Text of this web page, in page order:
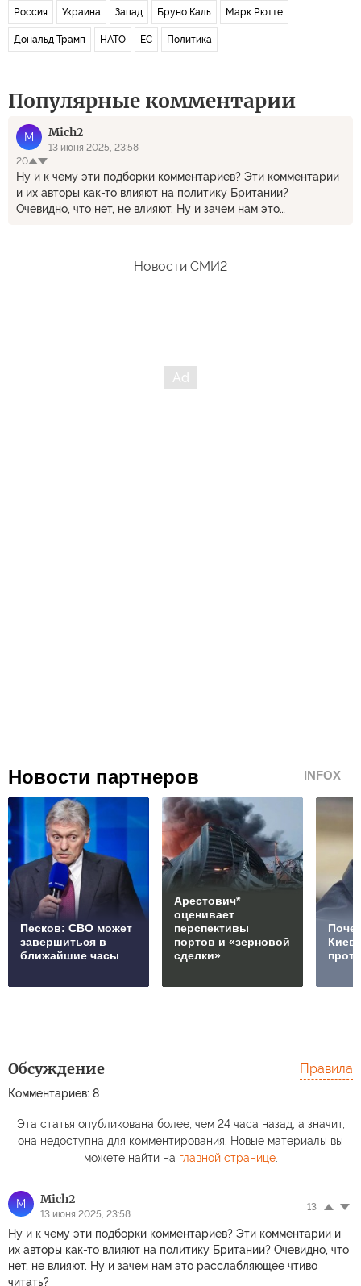
Россия Украина Запад Бруно Каль Марк Рютте
Дональд Трамп НАТО ЕС Политика
Популярные комментарии
M Mich2
13 июня 2025, 23:58
20
Ну и к чему эти подборки комментариев? Эти комментарии
и их авторы как-то влияют на политику Британии?
Очевидно, что нет, не влияют. Ну и зачем нам это
Новости СМИ2
Новости партнеров INFOX
Песков: СВО может
завершиться в
ближайшие часы
Арестович*
оценивает
перспективы
портов и «зерновой
сделки»
Обсуждение
Комментариев: 8
Правила
Эта статья опубликована более, чем 24 часа назад, а значит,
она недоступна для комментирования. Новые материалы вы
можете найти на главной странице.
M Mich2
13 июня 2025, 23:58
13
Ну и к чему эти подборки комментариев? Эти комментарии и
их авторы как-то влияют на политику Британии? Очевидно, что
нет, не влияют. Ну и зачем нам это расслабляющее чтиво
читать?